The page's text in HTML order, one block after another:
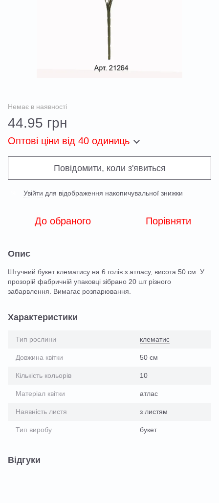
Немає в наявності
44.95 грн
Оптові ціни від 40 одиниць
Повідомити, коли з'явиться
Увійти для відображення накопичувальної знижки
До обраного Порівняти
Опис
Штучний букет клематису на 6 голів з атласу, висота 50 см. У
прозорій фабричній упаковці зібрано 20 шт різного
забарвлення. Вимагає розпарювання.
Характеристики
Тип рослини клематис
Довжина квітки 50 см
Кількість кольорів 10
Матеріал квітки атлас
Наявність листя з листям
Тип виробу букет
Відгуки